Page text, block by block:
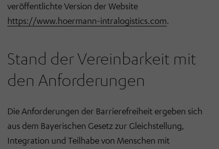
veröffentlichte Version der Website
https://www.hoermann-intralogistics.com.
Stand der Vereinbarkeit mit
den Anforderungen
Die Anforderungen der Barrierefreiheit ergeben sich
aus dem Bayerischen Gesetz zur Gleichstellung,
Integration und Teilhabe von Menschen mit